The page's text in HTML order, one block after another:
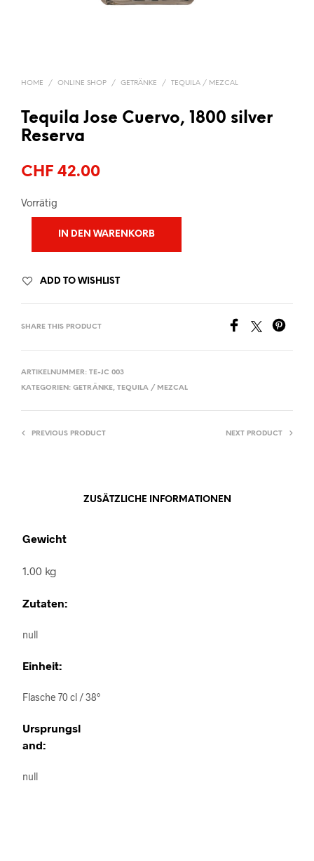
HOME / ONLINE SHOP / GETRÄNKE / TEQUILA / MEZCAL
Tequila Jose Cuervo, 1800 silver
Reserva
CHF 42.00
Vorrätig
IN DEN WARENKORB
ADD TO WISHLIST
SHARE THIS PRODUCT
ARTIKELNUMMER: TE-JC 003
KATEGORIEN: GETRÄNKE, TEQUILA / MEZCAL
PREVIOUS PRODUCT NEXT PRODUCT
ZUSÄTZLICHE INFORMATIONEN
Gewicht
1.00 kg
Zutaten:
null
Einheit:
Flasche 70 cl / 38°
Ursprungsl
and:
null